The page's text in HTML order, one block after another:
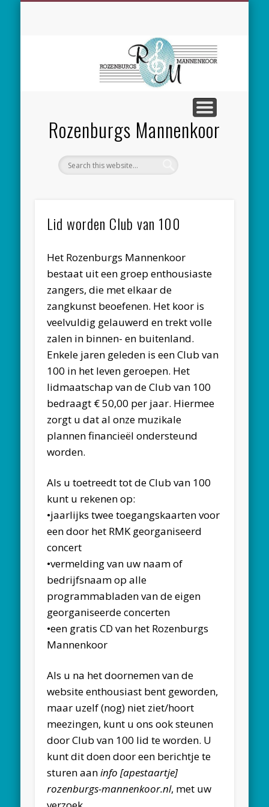
Rozenburgs Mannenkoor
Lid worden Club van 100
Het Rozenburgs Mannenkoor
bestaat uit een groep enthousiaste
zangers, die met elkaar de
zangkunst beoefenen. Het koor is
veelvuldig gelauwerd en trekt volle
zalen in binnen- en buitenland.
Enkele jaren geleden is een Club van
100 in het leven geroepen. Het
lidmaatschap van de Club van 100
bedraagt € 50,00 per jaar. Hiermee
zorgt u dat al onze muzikale
plannen financieël ondersteund
worden.
Als u toetreedt tot de Club van 100
kunt u rekenen op:
•jaarlijks twee toegangskaarten voor
een door het RMK georganiseerd
concert
•vermelding van uw naam of
bedrijfsnaam op alle
programmabladen van de eigen
georganiseerde concerten
•een gratis CD van het Rozenburgs
Mannenkoor
Als u na het doornemen van de
website enthousiast bent geworden,
maar uzelf (nog) niet ziet/hoort
meezingen, kunt u ons ook steunen
door Club van 100 lid te worden. U
kunt dit doen door een berichtje te
sturen aaninfo [apestaartje]
rozenburgs-mannenkoor.nl, met uw